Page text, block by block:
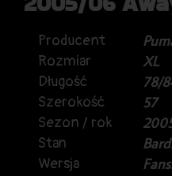
Producent
Rozmiar
XL
Długość
78/
Szerokość
57
Sezon / rok
Stan
Wersja